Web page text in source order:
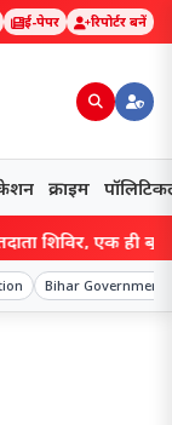
ई-पेपर रिपोर्टर बनें
क्राइम
एक ही बूथ पर जुड़ेंगे
Bihar Government